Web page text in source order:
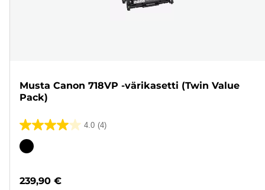
Musta Canon 718VP -värikasetti (Twin Value
Pack)
4.0 (4)
4.0/5
tähteä.
Värikasetti
239,90 €